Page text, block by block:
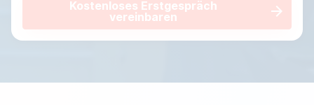
Kostenloses Erstgespräch
vereinbaren